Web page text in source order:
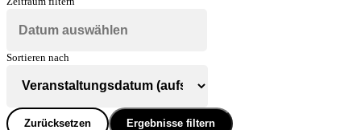
Sortieren nach
Zurücksetzen Ergebnisse filtern